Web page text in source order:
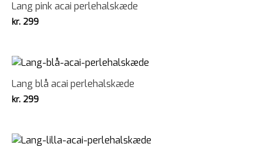
Lang pink acai perlehalskæde
kr. 299
Lang blå acai perlehalskæde
kr. 299